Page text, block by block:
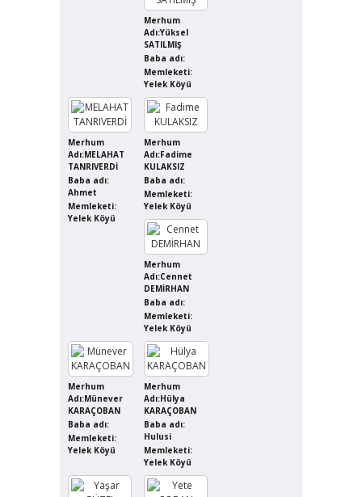
Merhum
Adı:Yüksel
SATILMIŞ
Baba adı:
Memleketi:
Yelek Köyü
Merhum
Adı:MELAHAT
TANRIVERDİ
Baba adı:
Ahmet
Memleketi:
Yelek Köyü
Merhum
Adı:Fadime
KULAKSIZ
Baba adı:
Memleketi:
Yelek Köyü
Merhum
Adı:Cennet
DEMİRHAN
Baba adı:
Memleketi:
Yelek Köyü
Merhum
Adı:Münever
KARAÇOBAN
Baba adı:
Memleketi:
Yelek Köyü
Merhum
Adı:Hülya
KARAÇOBAN
Baba adı:
Hulusi
Memleketi:
Yelek Köyü